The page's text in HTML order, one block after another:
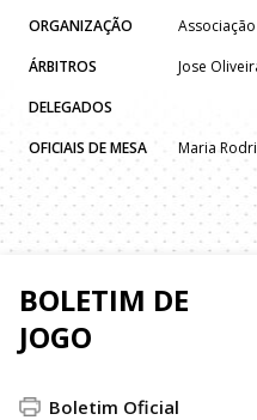
ORGANIZAÇÃO
ÁRBITROS
Jose
DELEGADOS
OFICIAIS DE MESA
Maria
BOLETIM DE
JOGO
Boletim Oficial